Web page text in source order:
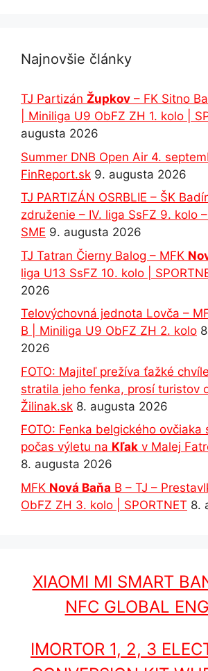
Najnovšie články
TJ Partizán Župkov – FK Sitno
| Miniliga U9 ObFZ ZH 1. kolo |
augusta 2026
Summer DNB Open Air 4.
FinReport.sk 9. augusta 2026
TJ PARTIZÁN OSRBLIE – ŠK
združenie – IV. liga SsFZ 9. kolo
SME 9. augusta 2026
TJ Tatran Čierny Balog – MFK
liga U13 SsFZ 10. kolo |
2026
Telovýchovná jednota Lovča –
B | Miniliga U9 ObFZ ZH 2. kolo
2026
FOTO: Majiteľ prežíva ťažké
stratila jeho fenka, prosí turistov
Žilinak.sk 8. augusta 2026
FOTO: Fenka belgického ovčiaka
počas výletu na Kľak v Malej
8. augusta 2026
MFK Nová Baňa B – TJ –
ObFZ ZH 3. kolo | SPORTNET 8.
XIAOMI MI SMART
NFC GLOBAL
IMORTOR 1, 2, 3